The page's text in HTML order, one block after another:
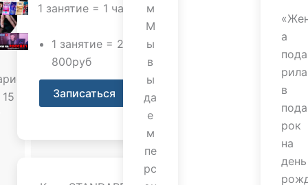
1 занятие = 1 час
1 занятие = 2
800руб
Записаться
м
М
ы
в
ы
да
е
м
пе
рс
а
пода
рила
в
пода
рок
на
день